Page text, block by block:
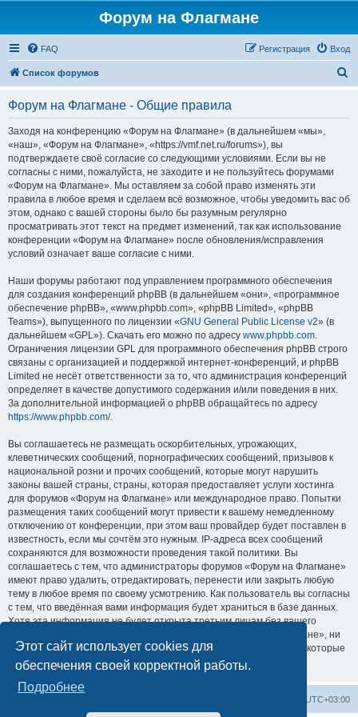
Этот сайт использует cookies для
обеспечения своей корректной работы.
Подробнее
Форум на Флагмане
FAQ Вход
Регистрация
Список форумов
Форум на Флагмане - Общие правила
Заходя на конференцию «Форум на Флагмане» (в дальнейшем «мы»,
«наш», «Форум на Флагмане», «https://vmf.net.ru/forums»), вы
подтверждаете своё согласие со следующими условиями. Если вы не
согласны с ними, пожалуйста, не заходите и не пользуйтесь форумами
«Форум на Флагмане». Мы оставляем за собой право изменять эти
правила в любое время и сделаем всё возможное, чтобы уведомить вас об
этом, однако с вашей стороны было бы разумным регулярно
просматривать этот текст на предмет изменений, так как использование
конференции «Форум на Флагмане» после обновления/исправления
условий означает ваше согласие с ними.
Наши форумы работают под управлением программного обеспечения
для создания конференций phpBB (в дальнейшем «они», «программное
обеспечение phpBB», «www.phpbb.com», «phpBB Limited», «phpBB
Teams»), выпущенного по лицензии «GNU General Public License v2» (в
дальнейшем «GPL»). Скачать его можно по адресу www.phpbb.com.
Ограничения лицензии GPL для программного обеспечения phpBB строго
связаны с организацией и поддержкой интернет-конференций, и phpBB
Limited не несёт ответственности за то, что администрация конференций
определяет в качестве допустимого содержания и/или поведения в них.
За дополнительной информацией о phpBB обращайтесь по адресу
https://www.phpbb.com/.
Вы соглашаетесь не размещать оскорбительных, угрожающих,
клеветнических сообщений, порнографических сообщений, призывов к
национальной розни и прочих сообщений, которые могут нарушить
законы вашей страны, страны, которая предоставляет услуги хостинга
для форумов «Форум на Флагмане» или международное право. Попытки
размещения таких сообщений могут привести к вашему немедленному
отключению от конференции, при этом ваш провайдер будет поставлен в
известность, если мы сочтём это нужным. IP-адреса всех сообщений
сохраняются для возможности проведения такой политики. Вы
соглашаетесь с тем, что администраторы форумов «Форум на Флагмане»
имеют право удалить, отредактировать, перенести или закрыть любую
тему в любое время по своему усмотрению. Как пользователь вы согласны
с тем, что введённая вами информация будет храниться в базе данных.
Хотя эта информация не будет открыта третьим лицам без вашего
разрешения, ни администрация конференции «Форум на Флагмане», ни
phpBB Limited не может быть ответственна за действия хакеров, которые
могут привести к несанкционированному доступу к ней.
UTC+03:00